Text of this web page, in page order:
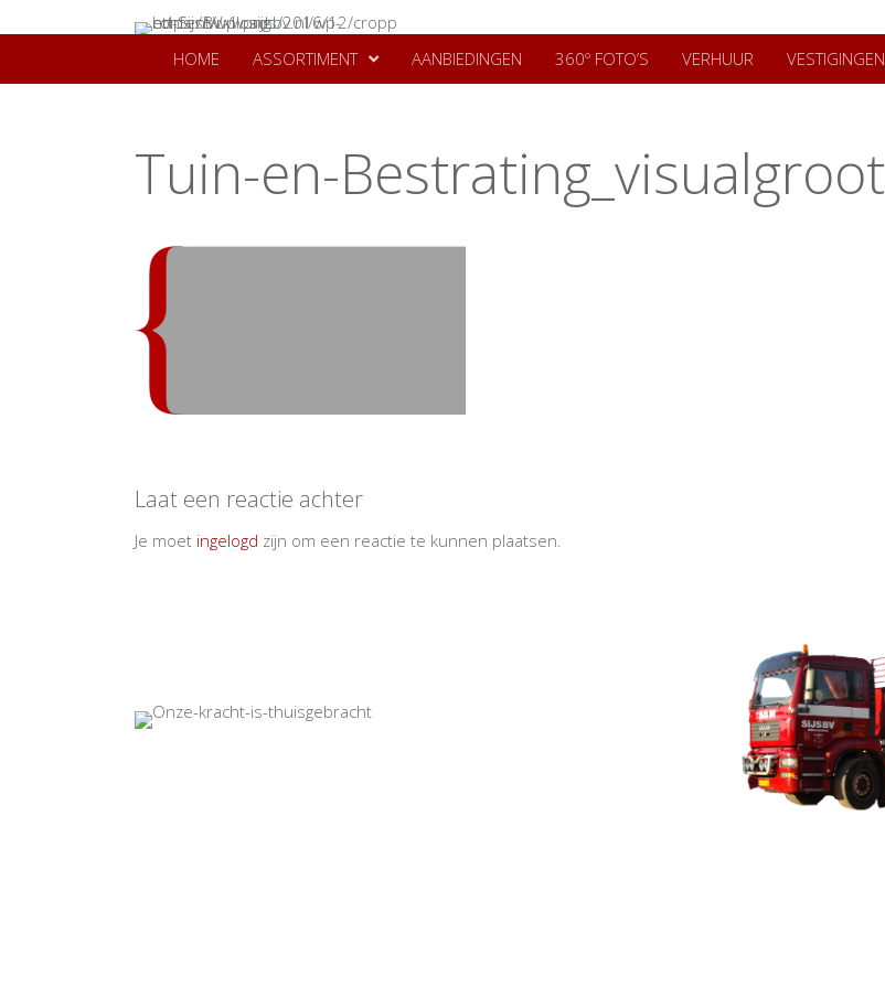
HOME ASSORTIMENT AANBIEDINGEN 360º FOTO’S VERHUUR VESTIGINGEN
Tuin-en-Bestrating_visualgroot
Laat een reactie achter
Je moet ingelogd zijn om een reactie te kunnen plaatsen.